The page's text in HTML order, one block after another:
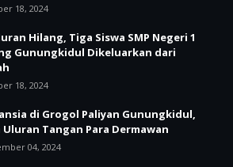
18, 2024
Hilang, Tiga Siswa SMP Negeri 1
Gunungkidul Dikeluarkan dari
18, 2024
di Grogol Paliyan Gunungkidul,
Tangan Para Dermawan
04, 2024